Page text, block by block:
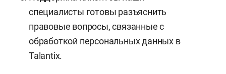
специалисты готовы разъяснить
правовые вопросы, связанные с
обработкой персональных данных в
Talantix.